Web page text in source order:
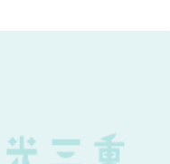
あり、「週末、ペットと